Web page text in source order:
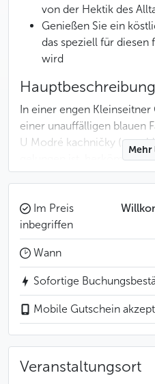
von der Hektik des
Genießen Sie ein
das speziell für
wird
Hauptbeschreibung
In einer engen
einer unauffälligen blauen
U Modré kachničky (zum
gelungen ist,
einer raffinierten feinen
vorbereitet, um Ihren
Menü
Willkommensgetränk:
Vinselekt Michlovský,
Amuse-bouche:
Tatar von
marinierte rote Bete
Mehr
Im Preis
inbegriffen
Wann
Sofortige
Mobile Gutschein
Veranstaltungsort